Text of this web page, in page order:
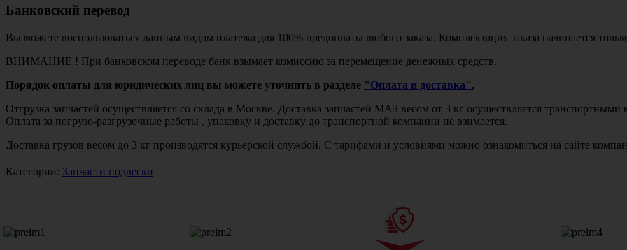
Банковский перевод
Вы можете воспользоваться данным видом платежа для 100% предоплаты любого заказа. Комплектация заказа начинается
ВНИМАНИЕ ! При банковском переводе банк взымает комиссию за перемещение денежных средств.
Порядок оплаты для юридических лиц вы можете уточнить в разделе "Оплата и доставка".
Отгрузка запчастей осуществляется со склада в Москве. Доставка запчастей МАЗ весом от 3 кг осуществляется
Оплата за погрузо-разгрузочные работы , упаковку и доставку до транспортной компании не взимается.
Доставка грузов весом до 3 кг производятся курьерской службой. С тарифами и условиями можно ознакомиться на сайте
Категории: Запчасти подвески